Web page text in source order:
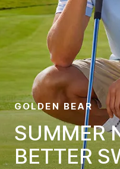
MALBON GOLF
HERITAGE